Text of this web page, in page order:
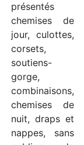
présentés
chemises de
jour, culottes,
corsets,
soutiens-
gorge,
combinaisons,
chemises de
nuit, draps et
nappes, sans